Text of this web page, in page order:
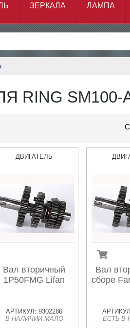
ЗЕРКАЛА ЛАМПА
RING SM100-
ДВИГАТЕЛЬ
Вал вторичный
1P50FMG Lifan
АРТИКУЛ: 9302286
В НАЛИЧИИ МАЛО
Вал
сборе
ЕСТЬ В